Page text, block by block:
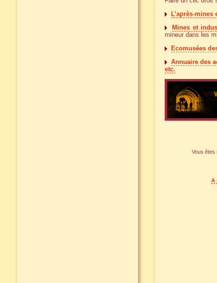
L’après-mines
Mines et
mineur dans les
Ecomusées
Annuaire des
etc.
Vous êtes
A